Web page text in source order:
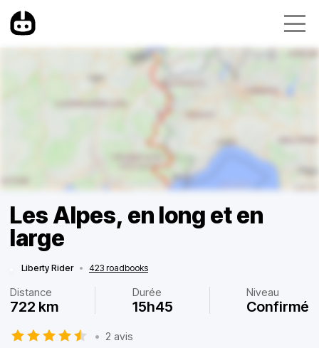
Les Alpes, en long et en
large
Liberty Rider • 423 roadbooks
Distance
722 km
Durée
15h45
Niveau
Confirmé
• 2 avis